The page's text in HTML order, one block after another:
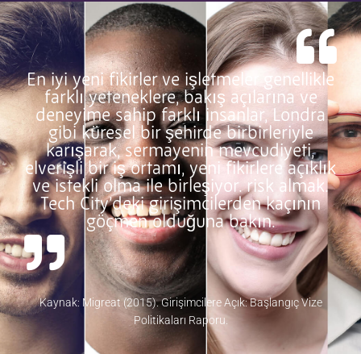
En iyi yeni fikirler ve işletmeler genellikle
farklı yeteneklere, bakış açılarına ve
deneyime sahip farklı insanlar, Londra
gibi küresel bir şehirde birbirleriyle
karışarak, sermayenin mevcudiyeti,
elverişli bir iş ortamı, yeni fikirlere açıklık
ve istekli olma ile birleşiyor. risk almak.
Tech City’deki girişimcilerden kaçının
göçmen olduğuna bakın.
Kaynak: Migreat (2015). Girişimcilere Açık: Başlangıç Vize
Politikaları Raporu.